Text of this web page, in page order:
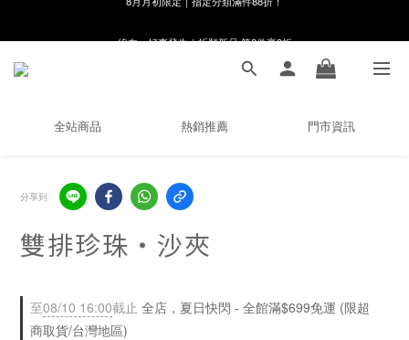
🌸新會員限定🌸註冊送$100購物金
全站商品 熱銷推薦 門市資訊
分享到
雙排珍珠・沙夾
至08/10 16:00截止 全店，夏日快閃 - 全館滿$699免運 (限超
商取貨/台灣地區)